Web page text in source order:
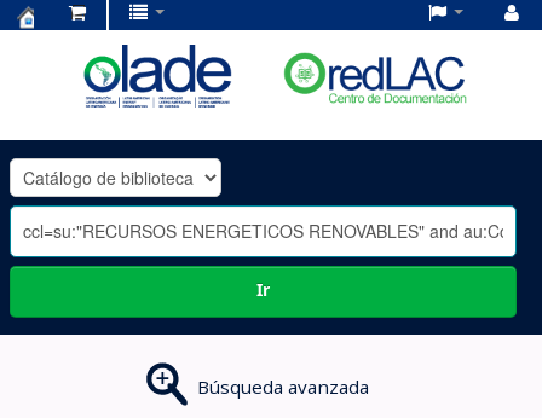
OLADE
-
Ir
Búsqueda avanzada